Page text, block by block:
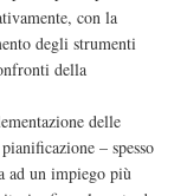
con la
degli strumenti
della
delle
– spesso
ad un impiego più